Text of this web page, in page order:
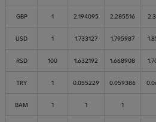
GBP 1 2.194095 2.285516
USD 1 1.733127 1.795987
RSD 100 1.632192 1.668908
TRY 1 0.055229 0.059386
BAM 1 1 1